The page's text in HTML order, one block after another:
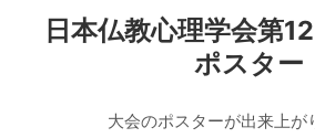
日本仏教心理学会第
ポスター
大会のポスターが出来上が